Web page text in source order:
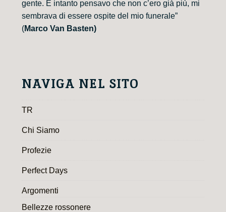
gente. E intanto pensavo che non c’ero già più, mi
sembrava di essere ospite del mio funerale”
(Marco Van Basten)
NAVIGA NEL SITO
TR
Chi Siamo
Profezie
Perfect Days
Argomenti
Bellezze rossonere